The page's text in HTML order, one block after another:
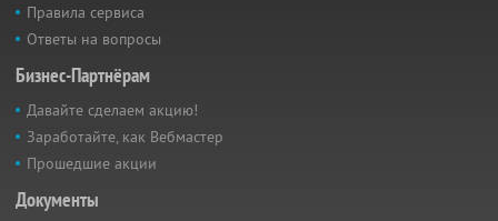
Правила сервиса
Ответы на вопросы
Бизнес-Партнёрам
Давайте сделаем акцию!
Заработайте, как Вебмастер
Прошедшие акции
Документы